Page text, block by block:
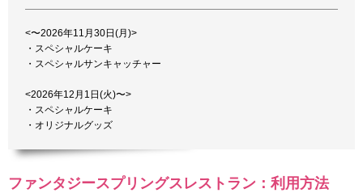
<〜2026年11月30日(月)>
・スペシャルケーキ
・スペシャルサンキャッチャー
<2026年12月1日(火)〜>
・スペシャルケーキ
・オリジナルグッズ
ファンタジースプリングスレストラン：利用方法